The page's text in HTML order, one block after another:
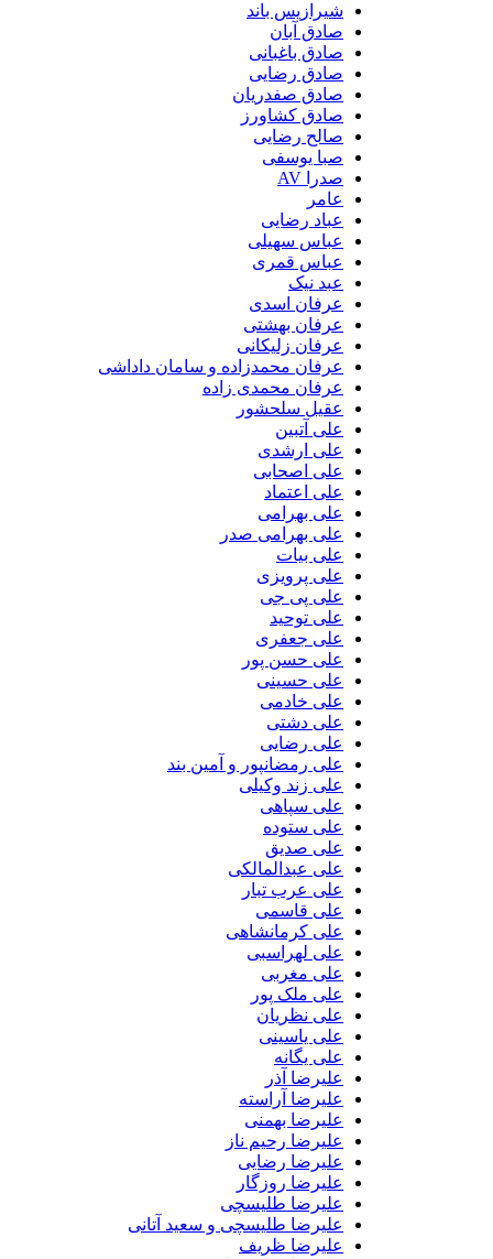
شیرازیس باند
صادق آبان
صادق باغبانی
صادق رضایی
صادق صفدریان
صادق کشاورز
صالح رضایی
صبا یوسفی
عباد رضایی
عباس سهیلی
عباس قمری
عبد نیک
عرفان اسدی
عرفان بهشتی
عرفان زلیکانی
عرفان محمدزاده و سامان داداشی
عرفان محمدی زاده
عقیل سلحشور
علی آتبین
علی ارشدی
علی اصحابی
علی اعتماد
علی بهرامی
علی بهرامی صدر
علی بیات
علی پرویزی
علی پی جی
علی توحید
علی جعفری
علی حسن پور
علی حسینی
علی خادمی
علی دشتی
علی رضایی
علی رمضانپور و آمین بند
علی زند وکیلی
علی سپاهی
علی ستوده
علی صدیق
علی عبدالمالکی
علی عرب تبار
علی قاسمی
علی کرمانشاهی
علی لهراسبی
علی مغربی
علی ملک پور
علی نظریان
علی یاسینی
علی یگانه
علیرضا آذر
علیرضا آراسته
علیرضا بهمنی
علیرضا رحیم ناز
علیرضا رضایی
علیرضا روزگار
علیرضا طلیسچی
علیرضا طلیسچی و سعید آتانی
علیرضا ظریف